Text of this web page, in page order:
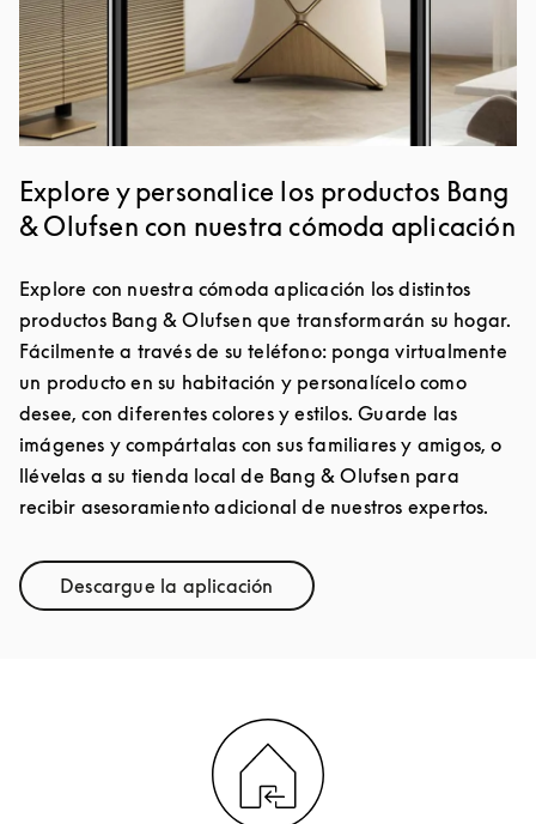
Explore y personalice los productos Bang
& Olufsen con nuestra cómoda aplicación
Explore con nuestra cómoda aplicación los distintos
productos Bang & Olufsen que transformarán su hogar.
Fácilmente a través de su teléfono: ponga virtualmente
un producto en su habitación y personalícelo como
desee, con diferentes colores y estilos. Guarde las
imágenes y compártalas con sus familiares y amigos, o
llévelas a su tienda local de Bang & Olufsen para
recibir asesoramiento adicional de nuestros expertos.
Descargue la aplicación
Link Opens in New Tab